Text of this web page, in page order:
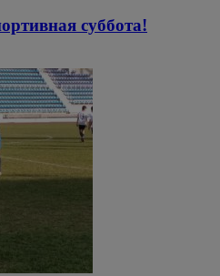
суббота!